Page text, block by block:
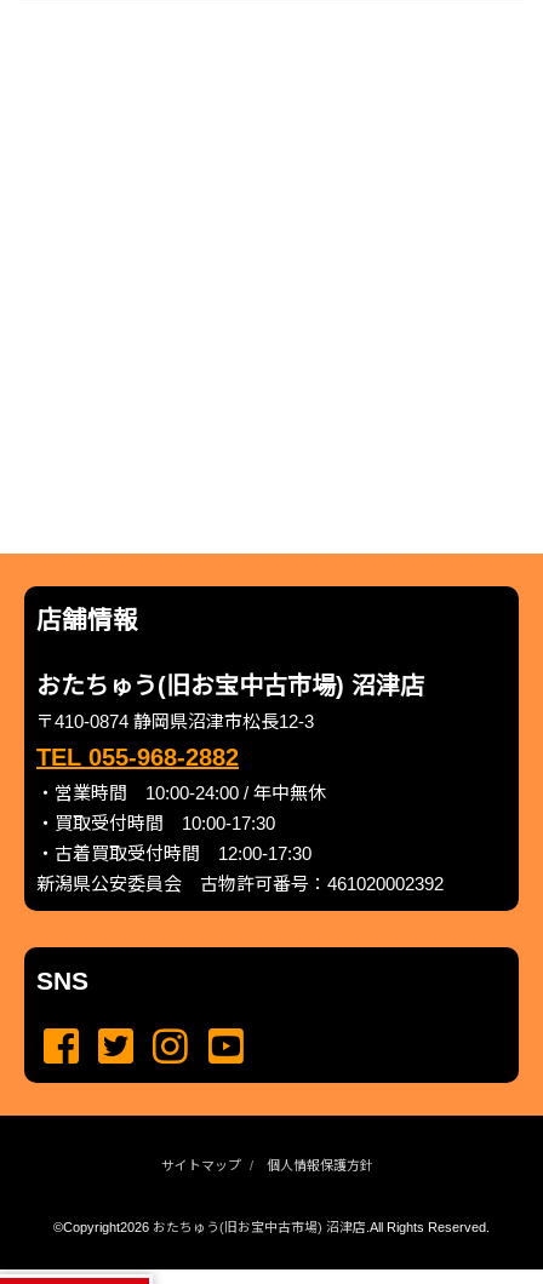
店舗情報
おたちゅう(旧お宝中古市場) 沼津店
〒410-0874 静岡県沼津市松長12-3
TEL 055-968-2882
・営業時間 10:00-24:00 / 年中無休
・買取受付時間 10:00-17:30
・古着買取受付時間 12:00-17:30
新潟県公安委員会 古物許可番号：461020002392
SNS
サイトマップ 個人情報保護方針
©Copyright2026 おたちゅう(旧お宝中古市場) 沼津店.All Rights Reserved.